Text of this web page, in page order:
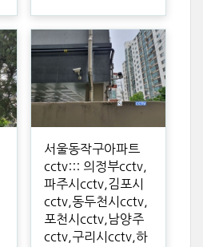
서울동작구아파트
cctv::: 의정부cctv,
파주시cctv,김포시
cctv,동두천시cctv,
포천시cctv,남양주
cctv,구리시cctv,하